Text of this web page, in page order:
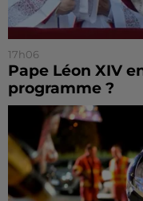
17h06
Pape Léon XIV
programme ?